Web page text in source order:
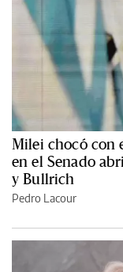
Milei chocó con
en el Senado
y Bullrich
Pedro Lacour